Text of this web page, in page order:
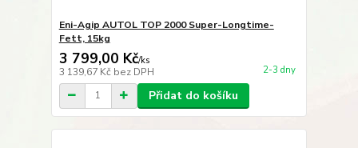
Eni-Agip AUTOL TOP 2000 Super-Longtime-
Fett, 15kg
3 799,00 Kč/ks
3 139,67 Kč bez DPH 2-3 dny
Přidat do košíku